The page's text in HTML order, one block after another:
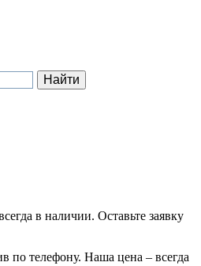
в наличии. Оставьте заявку
по телефону. Наша цена – всегда